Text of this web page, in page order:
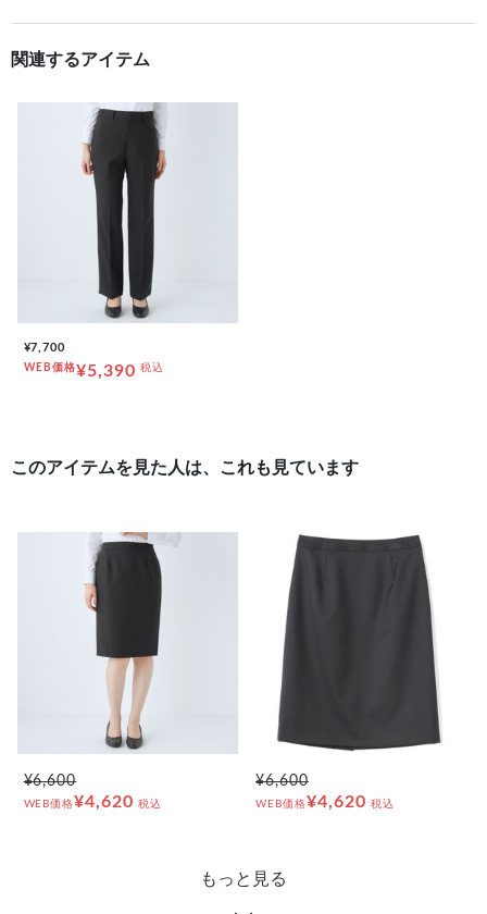
関連するアイテム
¥7,700
WEB価格¥5,390 税込
このアイテムを見た人は、これも見ています
¥6,600
WEB価格¥4,620 税込
¥6,600
WEB価格¥4,620 税込
もっと見る